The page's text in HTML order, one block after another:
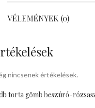
VÉLEMÉNYEK (0)
nincsenek értékelések.
torta gömb beszúró-